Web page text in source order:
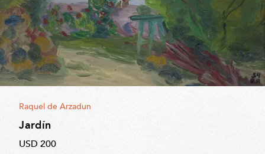
Raquel de Arzadun
Jardín
USD 200